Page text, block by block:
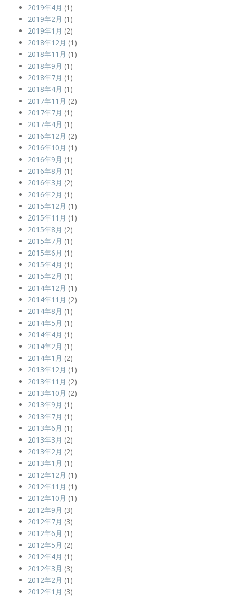
2019年4月 (1)
2019年2月 (1)
2019年1月 (2)
2018年12月 (1)
2018年11月 (1)
2018年9月 (1)
2018年7月 (1)
2018年4月 (1)
2017年11月 (2)
2017年7月 (1)
2017年4月 (1)
2016年12月 (2)
2016年10月 (1)
2016年9月 (1)
2016年8月 (1)
2016年3月 (2)
2016年2月 (1)
2015年12月 (1)
2015年11月 (1)
2015年8月 (2)
2015年7月 (1)
2015年6月 (1)
2015年4月 (1)
2015年2月 (1)
2014年12月 (1)
2014年11月 (2)
2014年8月 (1)
2014年5月 (1)
2014年4月 (1)
2014年2月 (1)
2014年1月 (2)
2013年12月 (1)
2013年11月 (2)
2013年10月 (2)
2013年9月 (1)
2013年7月 (1)
2013年6月 (1)
2013年3月 (2)
2013年2月 (2)
2013年1月 (1)
2012年12月 (1)
2012年11月 (1)
2012年10月 (1)
2012年9月 (3)
2012年7月 (3)
2012年6月 (1)
2012年5月 (2)
2012年4月 (1)
2012年3月 (3)
2012年2月 (1)
2012年1月 (3)